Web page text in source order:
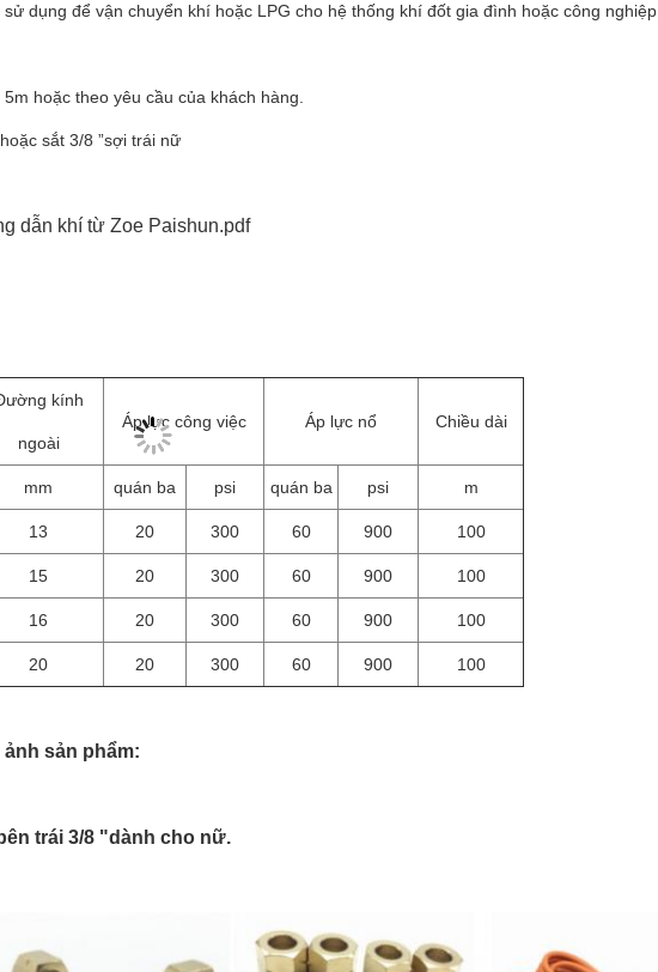
dụng để vận chuyển khí hoặc LPG cho hệ thống khí đốt gia đình hoặc công nghiệp
hoặc theo yêu cầu của khách hàng.
sắt 3/8 ”sợi trái nữ
dẫn khí từ Zoe Paishun.pdf
kính
ngoài
Áp lực công việc Áp lực nổ Chiều dài
mm quán ba psi quán ba psi m
13 20 300 60 900 100
15 20 300 60 900 100
16 20 300 60 900 100
20 20 300 60 900 100
sản phẩm:
trái 3/8 "dành cho nữ.